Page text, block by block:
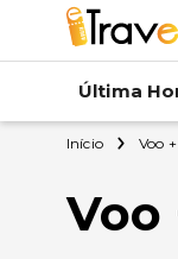
Última
Início Voo
Voo